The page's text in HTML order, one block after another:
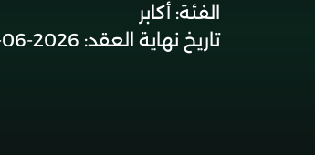
الفئة: أكابر
تاريخ نهاية العقد: 2026-06-30